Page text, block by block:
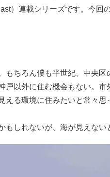
）連載シリーズです。今回
ちろん僕も半世紀、中央
戸以外に住む機会もない。
る環境に住みたいと常々思
しれないが、海が見えな